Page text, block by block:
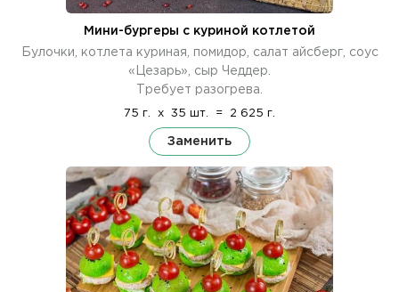
Мини-бургеры с куриной котлетой
Булочки, котлета куриная, помидор, салат айсберг, соус
«Цезарь», сыр Чеддер.
Требует разогрева.
75 г. x 35 шт. = 2 625 г.
Заменить